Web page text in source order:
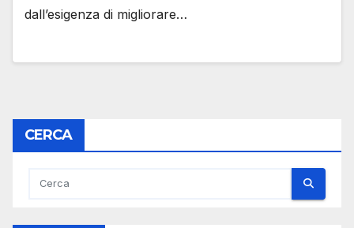
dall’esigenza di migliorare…
CERCA